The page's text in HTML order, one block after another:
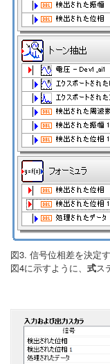
図3. 信号位相差を決定
図4に示すように、 式ス